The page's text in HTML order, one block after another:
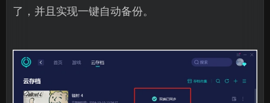
了，并且实现一键自动备份。